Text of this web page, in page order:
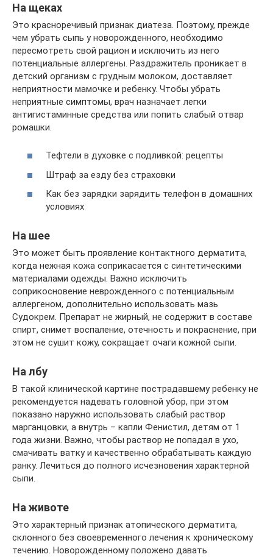
На щеках
Это красноречивый признак диатеза. Поэтому, прежде
чем убрать сыпь у новорожденного, необходимо
пересмотреть свой рацион и исключить из него
потенциальные аллергены. Раздражитель проникает в
детский организм с грудным молоком, доставляет
неприятности мамочке и ребенку. Чтобы убрать
неприятные симптомы, врач назначает легки
антигистаминные средства или попить слабый отвар
ромашки.
Тефтели в духовке с подливкой: рецепты
Штраф за езду без страховки
Как без зарядки зарядить телефон в домашних
условиях
На шее
Это может быть проявление контактного дерматита,
когда нежная кожа соприкасается с синтетическими
материалами одежды. Важно исключить
соприкосновение неврожденного с потенциальным
аллергеном, дополнительно использовать мазь
Судокрем. Препарат не жирный, не содержит в составе
спирт, снимет воспаление, отечность и покраснение, при
этом не сушит кожу, сокращает очаги кожной сыпи.
На лбу
В такой клинической картине пострадавшему ребенку не
рекомендуется надевать головной убор, при этом
показано наружно использовать слабый раствор
марганцовки, а внутрь – капли Фенистил, детям от 1
года жизни. Важно, чтобы раствор не попадал в ухо,
смачивать ватку и качественно обрабатывать каждую
ранку. Лечиться до полного исчезновения характерной
сыпи.
На животе
Это характерный признак атопического дерматита,
склонного без своевременного лечения к хроническому
течению. Новорожденному положено давать